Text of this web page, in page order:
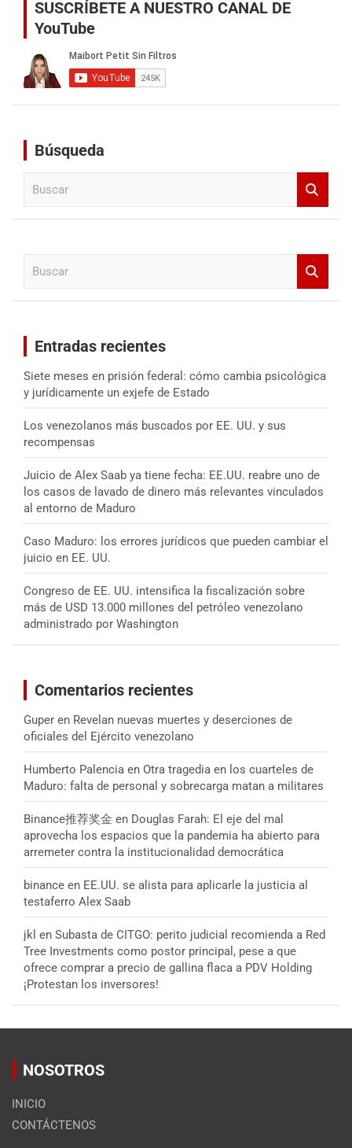
SUSCRÍBETE A NUESTRO CANAL DE
YouTube
Búsqueda
Entradas recientes
Siete meses en prisión federal: cómo cambia psicológica
y jurídicamente un exjefe de Estado
Los venezolanos más buscados por EE. UU. y sus
recompensas
Juicio de Alex Saab ya tiene fecha: EE.UU. reabre uno de
los casos de lavado de dinero más relevantes vinculados
al entorno de Maduro
Caso Maduro: los errores jurídicos que pueden cambiar el
juicio en EE. UU.
Congreso de EE. UU. intensifica la fiscalización sobre
más de USD 13.000 millones del petróleo venezolano
administrado por Washington
Comentarios recientes
Guper en Revelan nuevas muertes y deserciones de
oficiales del Ejército venezolano
Humberto Palencia en Otra tragedia en los cuarteles de
Maduro: falta de personal y sobrecarga matan a militares
Binance推荐奖金 en Douglas Farah: El eje del mal
aprovecha los espacios que la pandemia ha abierto para
arremeter contra la institucionalidad democrática
binance en EE.UU. se alista para aplicarle la justicia al
testaferro Alex Saab
jkl en Subasta de CITGO: perito judicial recomienda a Red
Tree Investments como postor principal, pese a que
ofrece comprar a precio de gallina flaca a PDV Holding
¡Protestan los inversores!
NOSOTROS
INICIO
CONTÁCTENOS